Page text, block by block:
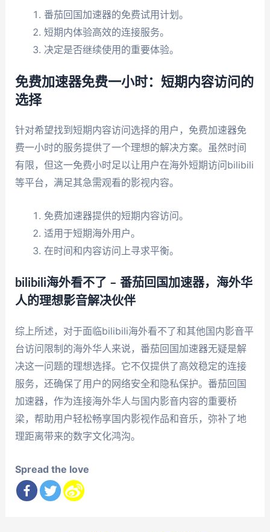
番茄回国加速器的免费试用计划。
短期内体验高效的连接服务。
决定是否继续使用的重要体验。
免费加速器免费一小时：短期内容访问的
选择
针对希望找到短期内容访问选择的用户，免费加速器免
费一小时的服务提供了一个理想的解决方案。虽然时间
有限，但这一免费小时足以让用户在海外短期访问bilibili
等平台，满足其急需观看的影视内容。
免费加速器提供的短期内容访问。
适用于短期海外用户。
在时间和内容访问上寻求平衡。
bilibili海外看不了 – 番茄回国加速器，海外华
人的理想影音解决伙伴
综上所述，对于面临bilibili海外看不了和其他国内影音平
台访问限制的海外华人来说，番茄回国加速器无疑是解
决这一问题的理想选择。它不仅提供了高效稳定的连接
服务，还确保了用户的网络安全和隐私保护。番茄回国
加速器，作为连接海外华人与国内影音内容的重要桥
梁，帮助用户轻松畅享国内影视作品和音乐，弥补了地
理距离带来的数字文化鸿沟。
Spread the love